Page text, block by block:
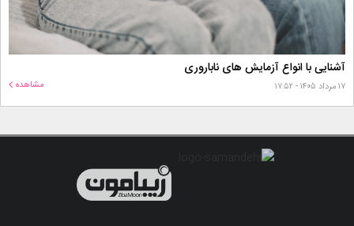
آشنایی با انواع آزمایش های ناباروری
۱۷ مرداد ۱۴۰۵ - ۱۷:۵۲ مشاهده